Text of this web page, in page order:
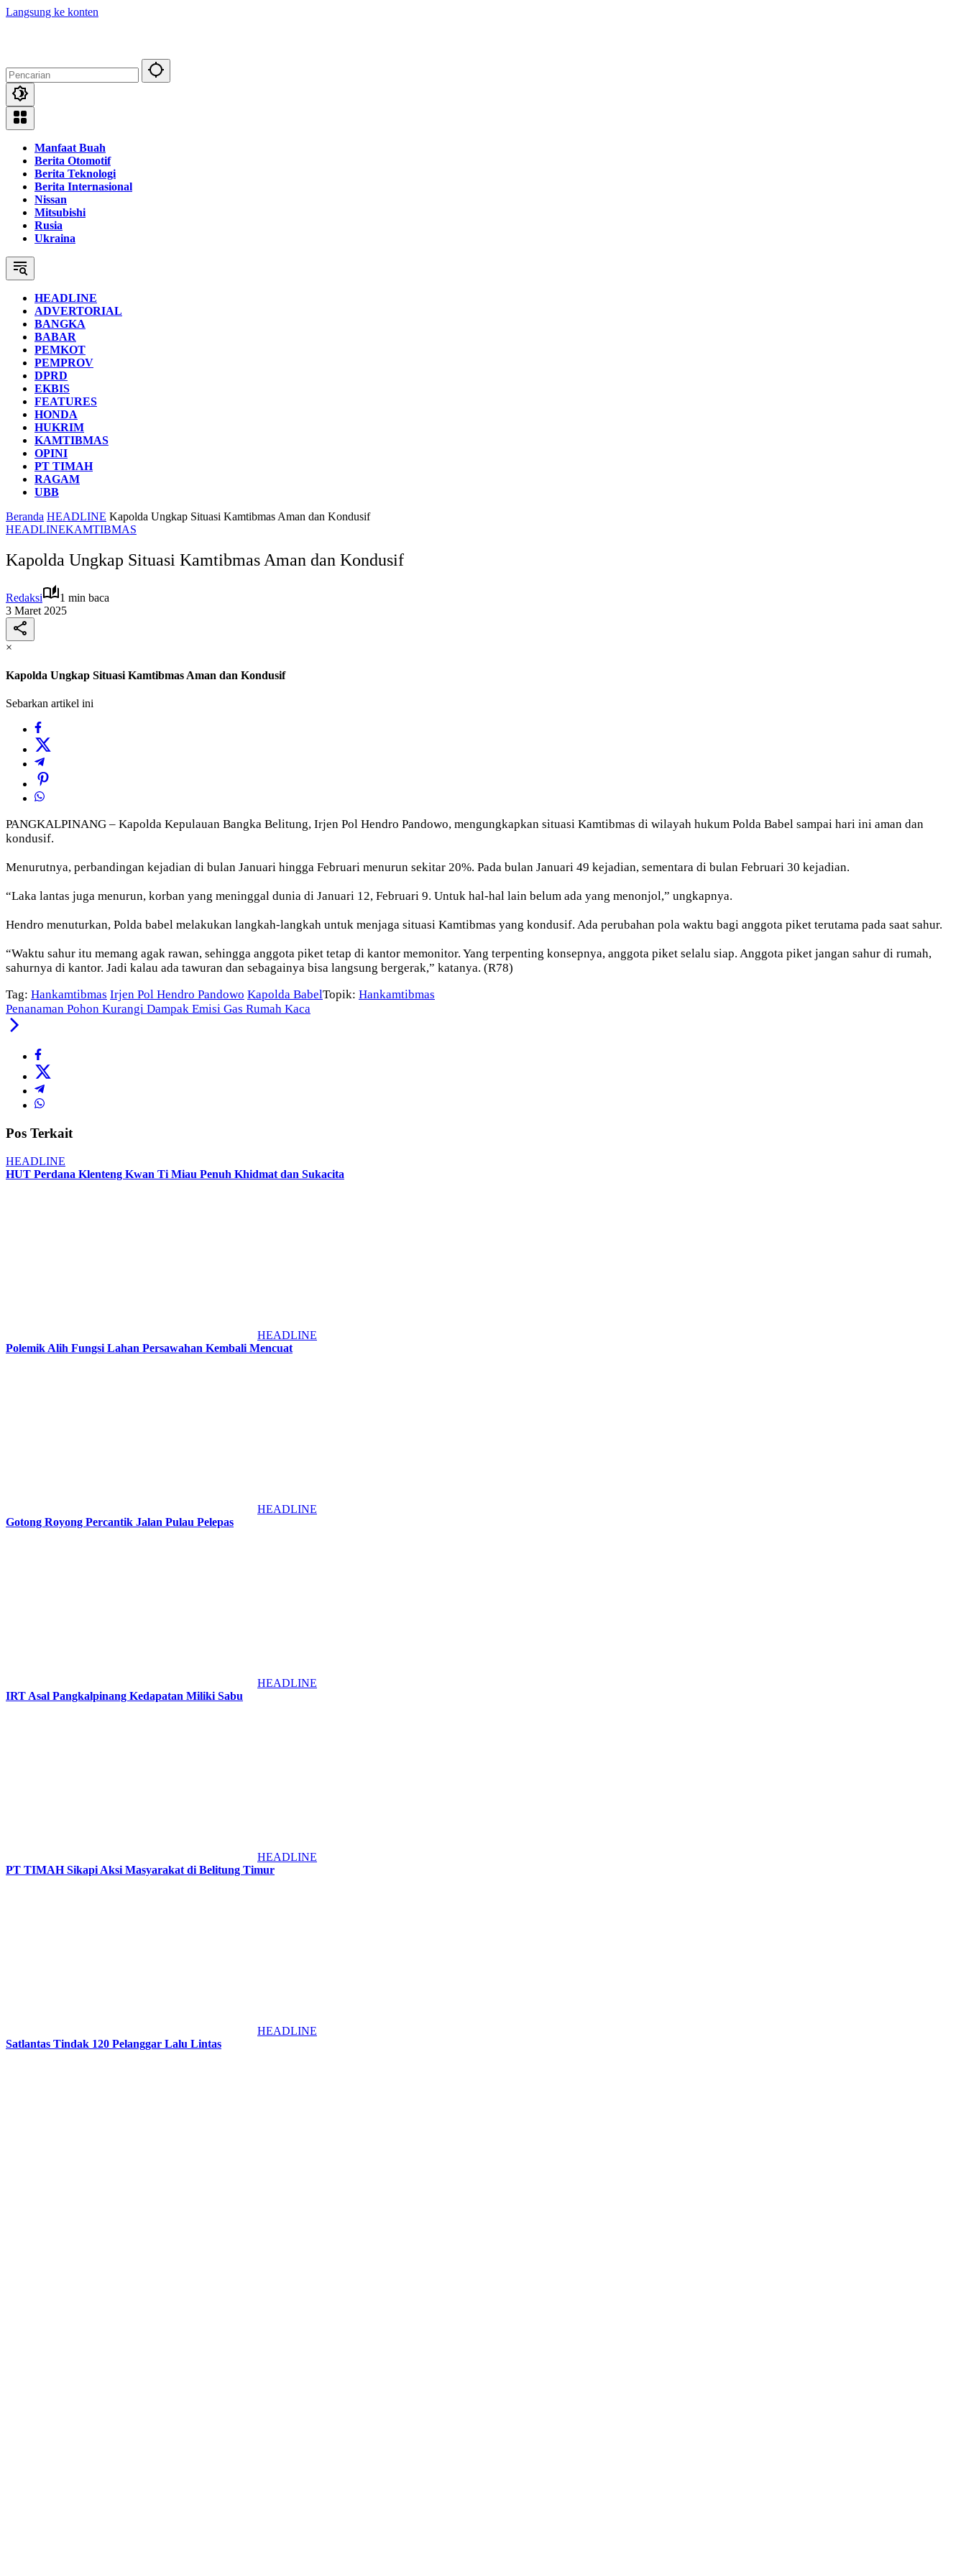
Langsung ke konten
Manfaat Buah
Berita Otomotif
Berita Teknologi
Berita Internasional
Nissan
Mitsubishi
Rusia
Ukraina
HEADLINE
ADVERTORIAL
BANGKA
BABAR
PEMKOT
PEMPROV
DPRD
EKBIS
FEATURES
HONDA
HUKRIM
KAMTIBMAS
OPINI
PT TIMAH
RAGAM
UBB
Beranda HEADLINE Kapolda Ungkap Situasi Kamtibmas Aman dan Kondusif
HEADLINEKAMTIBMAS
Kapolda Ungkap Situasi Kamtibmas Aman dan Kondusif
Redaksi
1 min baca
3 Maret 2025
×
Kapolda Ungkap Situasi Kamtibmas Aman dan Kondusif
Sebarkan artikel ini
PANGKALPINANG – Kapolda Kepulauan Bangka Belitung, Irjen Pol Hendro Pandowo, mengungkapkan situasi Kamtibmas di wilayah hukum Polda Babel sampai hari ini aman dan
kondusif.
Menurutnya, perbandingan kejadian di bulan Januari hingga Februari menurun sekitar 20%. Pada bulan Januari 49 kejadian, sementara di bulan Februari 30 kejadian.
“Laka lantas juga menurun, korban yang meninggal dunia di Januari 12, Februari 9. Untuk hal-hal lain belum ada yang menonjol,” ungkapnya.
Hendro menuturkan, Polda babel melakukan langkah-langkah untuk menjaga situasi Kamtibmas yang kondusif. Ada perubahan pola waktu bagi anggota piket terutama pada saat sahur.
“Waktu sahur itu memang agak rawan, sehingga anggota piket tetap di kantor memonitor. Yang terpenting konsepnya, anggota piket selalu siap. Anggota piket jangan sahur di rumah,
sahurnya di kantor. Jadi kalau ada tawuran dan sebagainya bisa langsung bergerak,” katanya. (R78)
Tag: Hankamtibmas Irjen Pol Hendro Pandowo Kapolda BabelTopik: Hankamtibmas
Penanaman Pohon Kurangi Dampak Emisi Gas Rumah Kaca
Pos Terkait
HEADLINE
HUT Perdana Klenteng Kwan Ti Miau Penuh Khidmat dan Sukacita
HEADLINE
Polemik Alih Fungsi Lahan Persawahan Kembali Mencuat
HEADLINE
Gotong Royong Percantik Jalan Pulau Pelepas
HEADLINE
IRT Asal Pangkalpinang Kedapatan Miliki Sabu
HEADLINE
PT TIMAH Sikapi Aksi Masyarakat di Belitung Timur
HEADLINE
Satlantas Tindak 120 Pelanggar Lalu Lintas